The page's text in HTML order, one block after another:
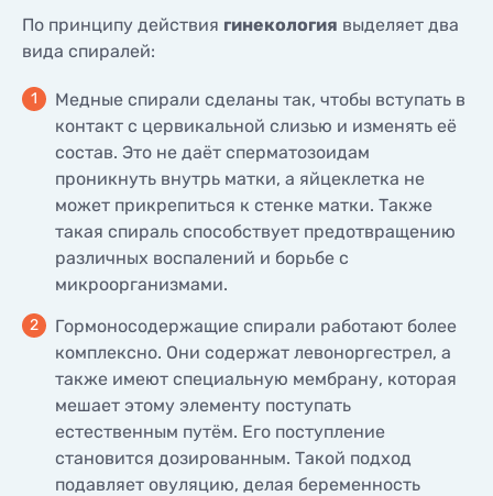
По принципу действия гинекология выделяет два
вида спиралей:
Медные спирали сделаны так, чтобы вступать в
контакт с цервикальной слизью и изменять её
состав. Это не даёт сперматозоидам
проникнуть внутрь матки, а яйцеклетка не
может прикрепиться к стенке матки. Также
такая спираль способствует предотвращению
различных воспалений и борьбе с
микроорганизмами.
Гормоносодержащие спирали работают более
комплексно. Они содержат левоноргестрел, а
также имеют специальную мембрану, которая
мешает этому элементу поступать
естественным путём. Его поступление
становится дозированным. Такой подход
подавляет овуляцию, делая беременность